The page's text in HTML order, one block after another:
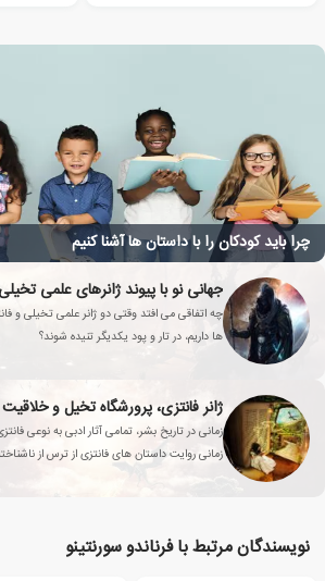
چرا باید کودکان را با داستان ها آشنا کنیم
جهانی نو با پیوند ژانرهای علمی
چه اتفاقی می افتد وقتی دو ژانر علمی تخیلی و
ها داریم، در تار و پود یکدیگر تنیده شوند؟
ژانر فانتزی، پرورشگاه تخیل و خلاقیت
زمانی در تاریخ بشر، تمامی آثار ادبی به نوعی
زمانی روایت داستان های فانتزی از ترس از
نویسندگان مرتبط با فرناندو سورنتینو